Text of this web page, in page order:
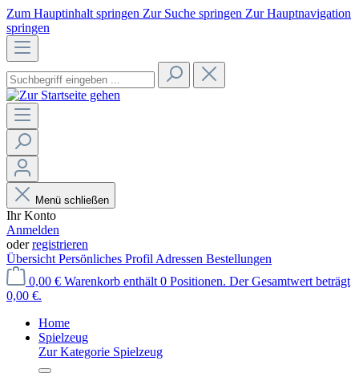
Zum Hauptinhalt springen Zur Suche springen Zur Hauptnavigation
springen
Menü schließen
Ihr Konto
Anmelden
oderregistrieren
Übersicht Persönliches Profil Adressen Bestellungen
0,00 € Warenkorb enthält 0 Positionen. Der Gesamtwert beträgt
0,00 €.
Home
Spielzeug
Zur Kategorie Spielzeug